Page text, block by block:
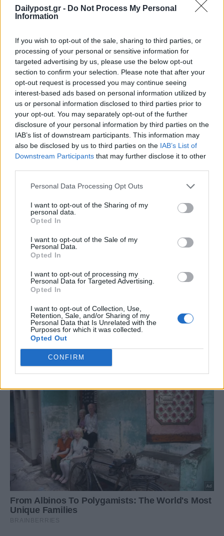
Dailypost.gr - Do Not Process My Personal
Information
If you wish to opt-out of the sale, sharing to third parties, or
processing of your personal or sensitive information for
targeted advertising by us, please use the below opt-out
section to confirm your selection. Please note that after your
opt-out request is processed you may continue seeing
interest-based ads based on personal information utilized by
us or personal information disclosed to third parties prior to
your opt-out. You may separately opt-out of the further
disclosure of your personal information by third parties on the
IAB’s list of downstream participants. This information may
also be disclosed by us to third parties on the IAB’s List of
Downstream Participants that may further disclose it to other
Personal Data Processing Opt Outs
I want to opt-out of the Sharing of my
personal data.
Opted In
I want to opt-out of the Sale of my
Personal Data.
Opted In
I want to opt-out of processing my
Personal Data for Targeted Advertising.
Opted In
I want to opt-out of Collection, Use,
Retention, Sale, and/or Sharing of my
Personal Data that Is Unrelated with the
Purposes for which it was collected.
Opted Out
CONFIRM